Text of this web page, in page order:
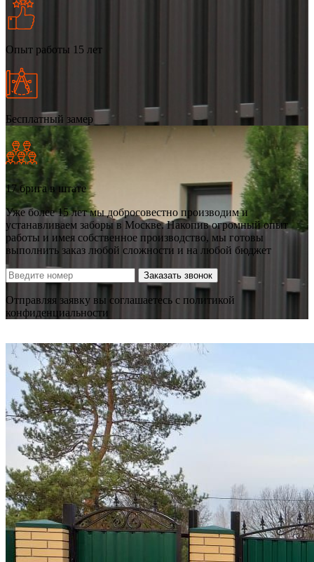
Опыт работы 15 лет
Бесплатный замер
17 брига в штате
Уже более 15 лет мы добросовестно производим и
устанавливаем заборы в Москве. Накопив огромный опыт
работы и имея собственное производство, мы готовы
выполнить заказ любой сложности и на любой бюджет
Заказать звонок
Отправляя заявку вы соглашаетесь с политикой
конфиденциальности